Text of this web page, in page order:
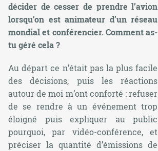
décider de cesser de prendre l’avion
lorsqu’on est animateur d’un réseau
mondial et conférencier. Comment as-
tu géré cela ?
Au départ ce n’était pas la plus facile
des décisions, puis les réactions
autour de moi m’ont conforté : refuser
de se rendre à un événement trop
éloigné puis expliquer au public
pourquoi, par vidéo-conférence, et
préciser la quantité d’émissions de